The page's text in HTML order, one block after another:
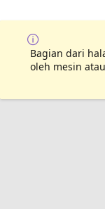
Bagian dari
oleh mesin